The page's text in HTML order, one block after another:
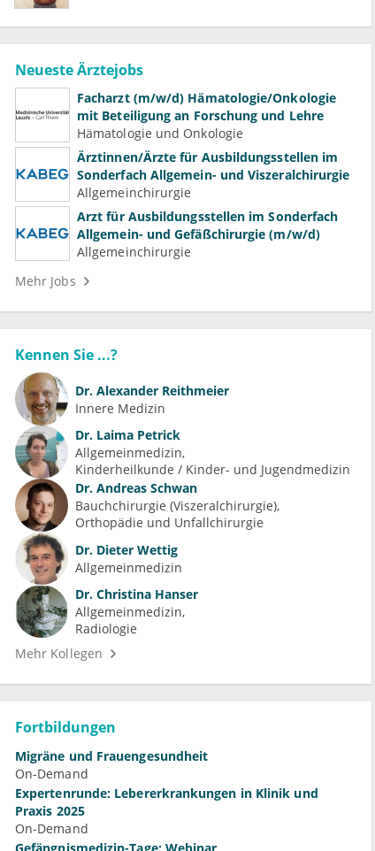
Neueste Ärztejobs
Facharzt (m/w/d) Hämatologie/Onkologie
mit Beteiligung an Forschung und Lehre
Hämatologie und Onkologie
Ärztinnen/Ärzte für Ausbildungsstellen im
Sonderfach Allgemein- und Viszeralchirurgie
Allgemeinchirurgie
Arzt für Ausbildungsstellen im Sonderfach
Allgemein- und Gefäßchirurgie (m/w/d)
Allgemeinchirurgie
Mehr Jobs
Kennen Sie ...?
Dr. Alexander Reithmeier
Innere Medizin
Dr. Laima Petrick
Allgemeinmedizin
Kinderheilkunde / Kinder- und Jugendmedizin
Dr. Andreas Schwan
Bauchchirurgie (Viszeralchirurgie)
Orthopädie und Unfallchirurgie
Dr. Dieter Wettig
Allgemeinmedizin
Dr. Christina Hanser
Allgemeinmedizin
Radiologie
Mehr Kollegen
Fortbildungen
Migräne und Frauengesundheit
On-Demand
Expertenrunde: Lebererkrankungen in Klinik und
Praxis 2025
On-Demand